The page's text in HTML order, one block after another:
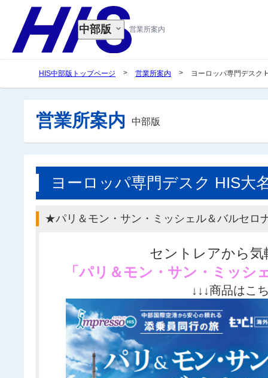
営業所案内
中部版
HIS中部版トップページ > 営業所案内 > ヨーロッパ専門デスク
営業所案内 中部版
ヨーロッパ専門デスク HIS大
★パリ＆モン・サン・ミッシェル＆バルセロ
セントレアから気
「パリ＆モン・サン・ミッシ
↓↓↓商品はこ